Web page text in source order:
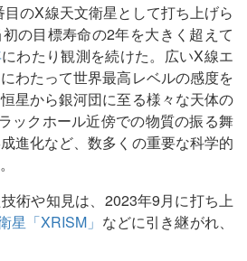
のX線天文衛星として打ち上げら
の目標寿命の2年を大きく超えて
にわたり観測を続けた。広いX線エ
わたって世界最高レベルの感度を
星から銀河団に至る様々な天体の
ックホール近傍での物質の振る舞
進化など、数多くの重要な科学的
術や知見は、2023年9月に打ち上
星「XRISM」 などに引き継がれ、